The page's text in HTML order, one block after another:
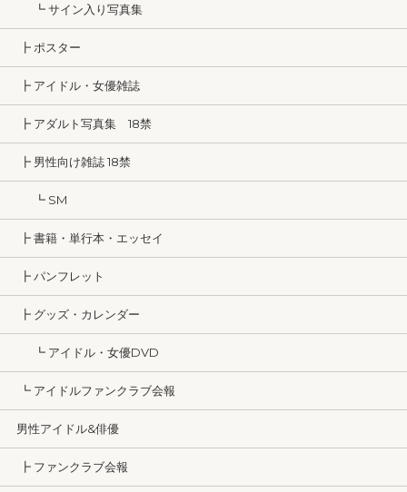
┗ サイン入り写真集
┣ ポスター
┣ アイドル・女優雑誌
┣ アダルト写真集 18禁
┣ 男性向け雑誌 18禁
┗ SM
┣ 書籍・単行本・エッセイ
┣ パンフレット
┣ グッズ・カレンダー
┗ アイドル・女優DVD
┗ アイドルファンクラブ会報
男性アイドル&俳優
┣ ファンクラブ会報